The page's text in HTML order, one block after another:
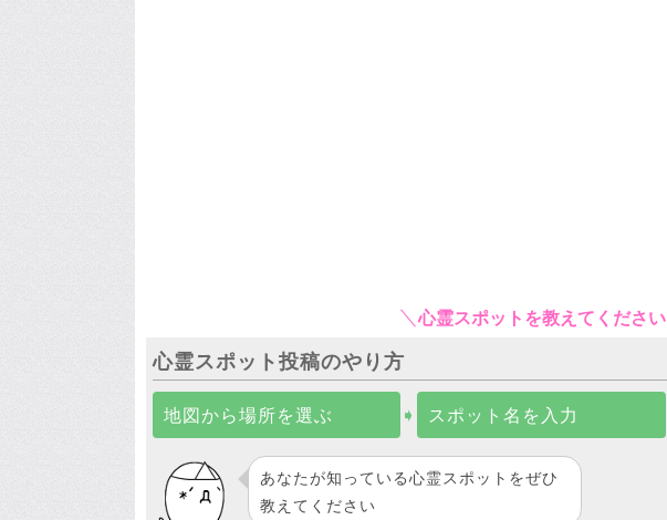
心霊スポットを教えてください
心霊スポット投稿のやり方
地図から場所を選ぶ ➧ スポット名を入力
あなたが知っている心霊スポットをぜひ
教えてください